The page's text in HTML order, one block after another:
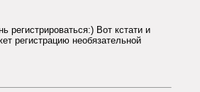
регистрироваться:) Вот кстати и
регистрацию необязательной